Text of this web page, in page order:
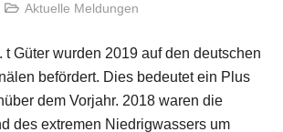
Aktuelle Meldungen
t Güter wurden 2019 auf den deutschen
befördert. Dies bedeutet ein Plus
dem Vorjahr. 2018 waren die
des extremen Niedrigwassers um